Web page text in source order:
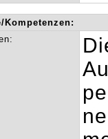
Kompetenzen: